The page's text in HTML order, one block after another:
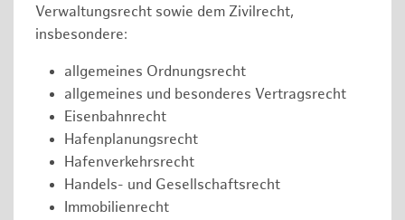
Verwaltungsrecht sowie dem Zivilrecht,
insbesondere:
allgemeines Ordnungsrecht
allgemeines und besonderes Vertragsrecht
Eisenbahnrecht
Hafenplanungsrecht
Hafenverkehrsrecht
Handels- und Gesellschaftsrecht
Immobilienrecht